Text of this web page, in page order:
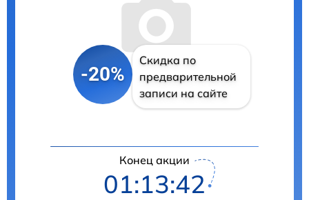
-20%
Скидка по
предварительной
записи на сайте
Конец акции
01:13:41